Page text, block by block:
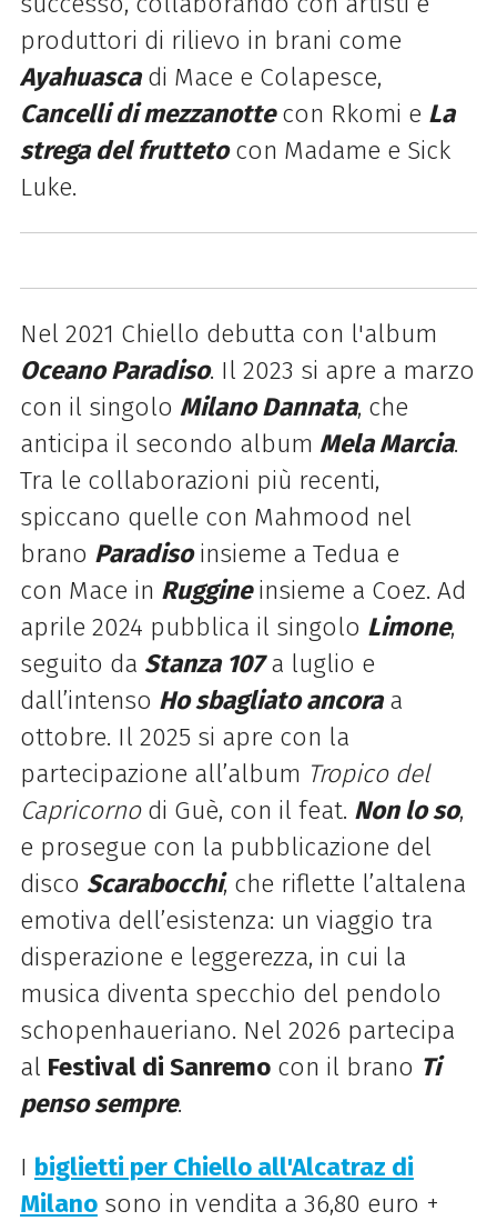
produttori di rilievo in brani come
Ayahuascadi Mace e Colapesce,
Cancelli di mezzanottecon Rkomi e La
strega del fruttetocon Madame e Sick
Luke.
Nel 2021 Chiello debutta con l'album
Oceano Paradiso. Il 2023 si apre a marzo
con il singolo Milano Dannata, che
anticipa il secondo album Mela Marcia.
Tra le collaborazioni più recenti,
spiccano quelle con Mahmood nel
brano Paradisoinsieme a Tedua e
con Mace in Ruggineinsieme a Coez. Ad
aprile 2024 pubblica il singolo Limone,
seguito da Stanza 107a luglio e
dall’intenso Ho sbagliato ancoraa
ottobre. Il 2025 si apre con la
partecipazione all’album Tropico del
Capricornodi Guè, con il feat. Non lo so,
e prosegue con la pubblicazione del
disco Scarabocchi, che riflette l’altalena
emotiva dell’esistenza: un viaggio tra
disperazione e leggerezza, in cui la
musica diventa specchio del pendolo
schopenhaueriano. Nel 2026 partecipa
al Festival di Sanremocon il brano Ti
penso sempre.
I biglietti per Chiello all'Alcatraz di
Milanosono in vendita a 36,80 euro +